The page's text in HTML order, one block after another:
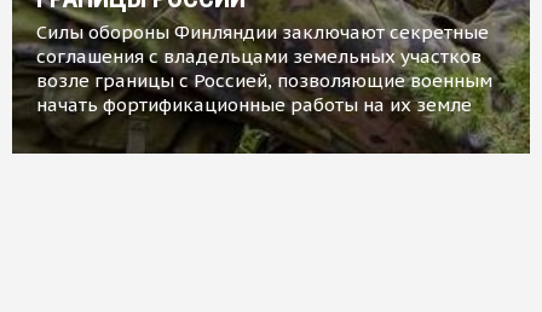
Силы обороны Финляндии заключают секретные
соглашения с владельцами земельных участков
возле границы с Россией, позволяющие военным
начать фортификационные работы на их земле